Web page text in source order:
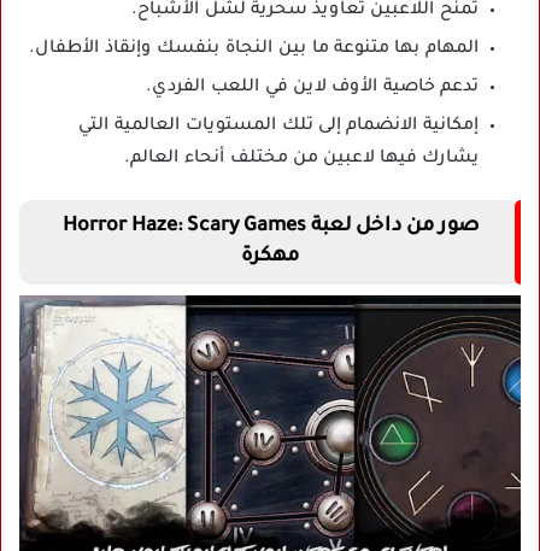
تمنح اللاعبين تعاويذ سحرية لشل الأشباح.
المهام بها متنوعة ما بين النجاة بنفسك وإنقاذ الأطفال.
تدعم خاصية الأوف لاين في اللعب الفردي.
إمكانية الانضمام إلى تلك المستويات العالمية التي
يشارك فيها لاعبين من مختلف أنحاء العالم.
صور من داخل لعبةHorror Haze: Scary Games
مهكرة